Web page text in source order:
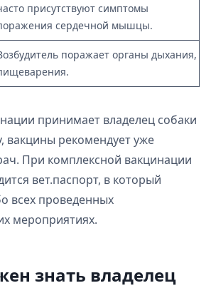
присутствуют симптомы
сердечной мышцы.
поражает органы дыхания,
принимает владелец собаки
вакцины рекомендует уже
При комплексной вакцинации
вет.паспорт, в который
всех проведенных
мероприятиях.
знать владелец